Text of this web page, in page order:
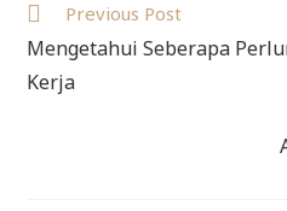
Previous Post
Mengetahui Seberapa
Kerja